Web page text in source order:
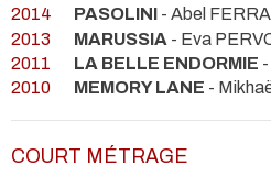
2014
PASOLINI - Abel
2013
MARUSSIA - Eva
2011
LA BELLE ENDORMIE
2010
MEMORY LANE -
COURT MÉTRAGE